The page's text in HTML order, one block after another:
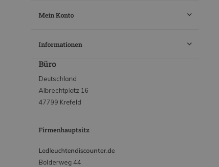
Mein Konto
Informationen
Büro
Deutschland
Albrechtplatz 16
47799 Krefeld
Firmenhauptsitz
Ledleuchtendiscounter.de
Bolderweg 44